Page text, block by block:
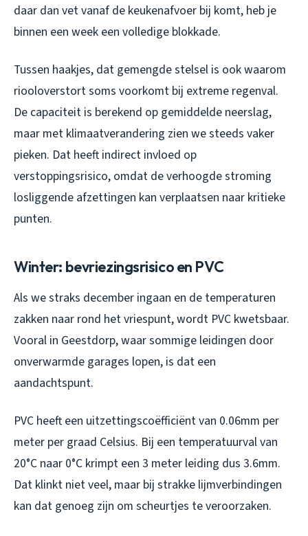
daar dan vet vanaf de keukenafvoer bij komt, heb je
binnen een week een volledige blokkade.
Tussen haakjes, dat gemengde stelsel is ook waarom
riooloverstort soms voorkomt bij extreme regenval.
De capaciteit is berekend op gemiddelde neerslag,
maar met klimaatverandering zien we steeds vaker
pieken. Dat heeft indirect invloed op
verstoppingsrisico, omdat de verhoogde stroming
losliggende afzettingen kan verplaatsen naar kritieke
punten.
Winter: bevriezingsrisico en PVC
Als we straks december ingaan en de temperaturen
zakken naar rond het vriespunt, wordt PVC kwetsbaar.
Vooral in Geestdorp, waar sommige leidingen door
onverwarmde garages lopen, is dat een
aandachtspunt.
PVC heeft een uitzettingscoëfficiënt van 0.06mm per
meter per graad Celsius. Bij een temperatuurval van
20°C naar 0°C krimpt een 3 meter leiding dus 3.6mm.
Dat klinkt niet veel, maar bij strakke lijmverbindingen
kan dat genoeg zijn om scheurtjes te veroorzaken.